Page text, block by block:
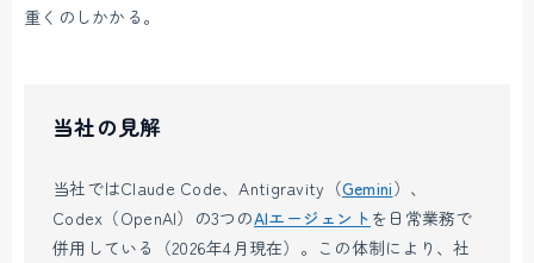
重くのしかかる。
当社の見解
当社ではClaude Code、Antigravity（Gemini）、
Codex（OpenAI）の3つのAIエージェント を日常業務で
併用している（2026年4月現在）。この体制により、社